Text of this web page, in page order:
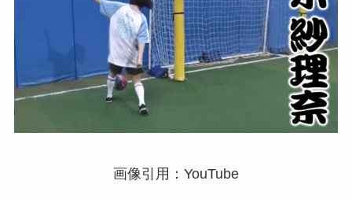
画像引用：YouTube